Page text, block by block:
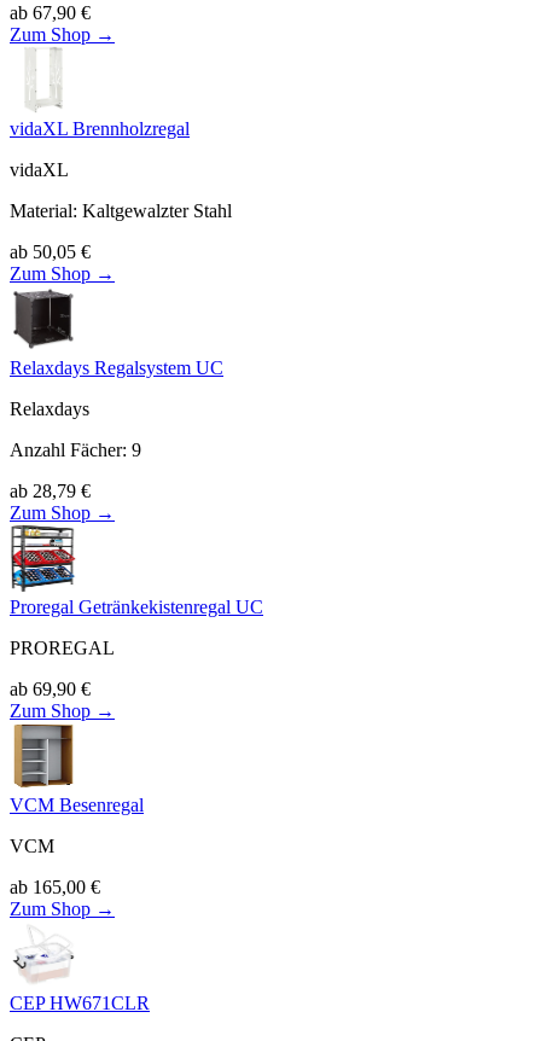
ab 67,90 €
Zum Shop →
vidaXL Brennholzregal
vidaXL
Material: Kaltgewalzter Stahl
ab 50,05 €
Zum Shop →
Relaxdays Regalsystem UC
Relaxdays
Anzahl Fächer: 9
ab 28,79 €
Zum Shop →
Proregal Getränkekistenregal UC
PROREGAL
ab 69,90 €
Zum Shop →
VCM Besenregal
VCM
ab 165,00 €
Zum Shop →
CEP HW671CLR